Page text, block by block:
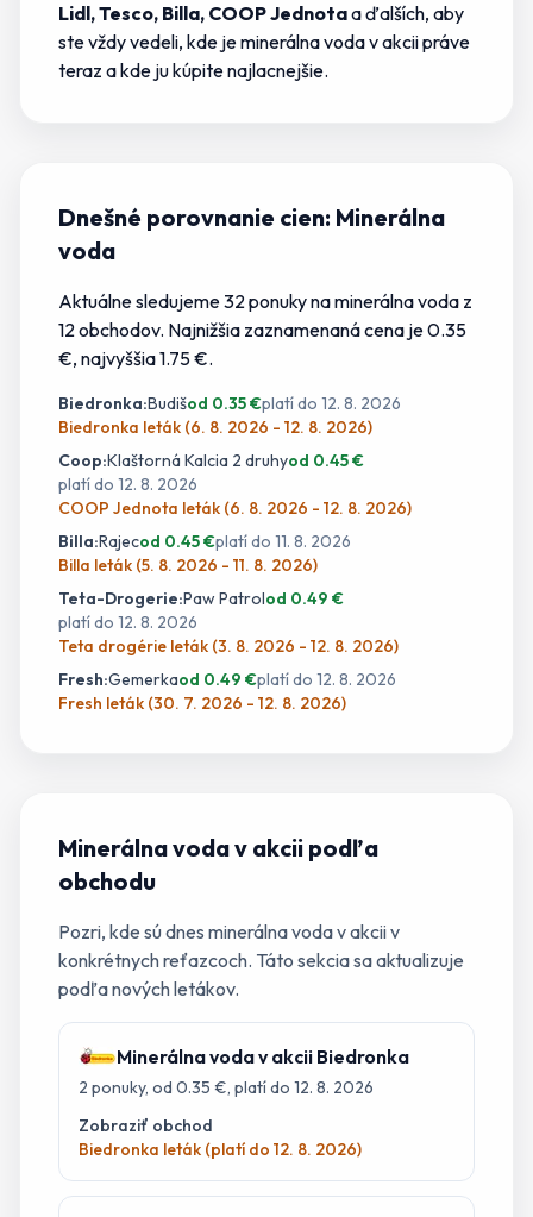
Lidl, Tesco, Billa, COOP Jednotaa ďalších, aby
ste vždy vedeli, kde je minerálna voda v akciipráve
teraz a kde jukúpite najlacnejšie.
Dnešné porovnanie cien: Minerálna
voda
Aktuálne sledujeme32ponukynaminerálna voda z
12obchodov. Najnižšia zaznamenaná cena je 0.35
€, najvyššia 1.75 €.
Biedronka:Budišod 0.35€platí do 12. 8. 2026
Biedronka leták (6. 8. 2026 - 12. 8. 2026)
Coop:Klaštorná Kalcia 2 druhyod 0.45€
platí do 12. 8. 2026
COOP Jednota leták (6. 8. 2026 - 12. 8. 2026)
Billa:Rajecod 0.45€platí do 11. 8. 2026
Billa leták (5. 8. 2026 - 11. 8. 2026)
Teta-Drogerie:Paw Patrolod 0.49 €
platí do 12. 8. 2026
Teta drogérie leták (3. 8. 2026 - 12. 8. 2026)
Fresh:Gemerkaod 0.49 €platí do 12. 8. 2026
Fresh leták (30. 7. 2026 - 12. 8. 2026)
Minerálna vodav akcii podľa
obchodu
Pozri, kde sú dnes minerálna vodav akcii v
konkrétnych reťazcoch. Táto sekcia sa aktualizuje
podľa nových letákov.
Minerálna vodav akcii Biedronka
2 ponuky, od 0.35 €, platí do 12. 8. 2026
Zobraziť obchod
Biedronka leták (platí do 12. 8. 2026)